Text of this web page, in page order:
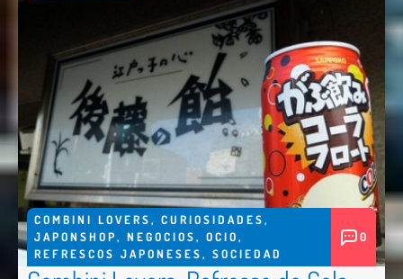
COMBINI LOVERS, CURIOSIDADES,
JAPONSHOP, NEGOCIOS, OCIO,
REFRESCOS JAPONESES, SOCIEDAD
0